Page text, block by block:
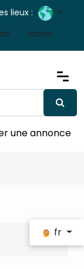
fr
lieux :
Arabe
une annonce